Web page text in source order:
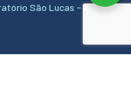
São Lucas - 2024.